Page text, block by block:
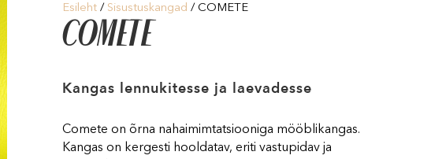
Esileht / Sisustuskangad / COMETE
COMETE
Kangas lennukitesse ja laevadesse
Comete on õrna nahaimimtatsiooniga mööblikangas.
Kangas on kergesti hooldatav, eriti vastupidav ja